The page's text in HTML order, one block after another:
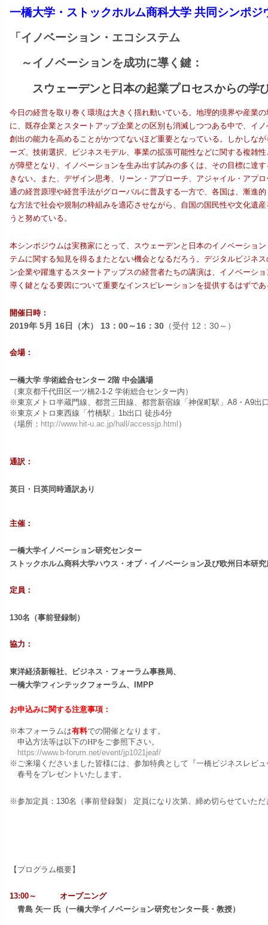
一橋大学・ストックホルム商科大学 共同シンポジ
「イノベーション・エコシステム
～イノベーションを成功に導く鍵：
スウェーデンと日本の起業プロセスからの学
今日の経営を取り巻く環境は大きく揺れ動いている。地理的境界や産業
に、既存企業とスタートアップ企業との区別も消滅しつつある中で、イ
創出の能力を高めることがかつてないほど重要となっている。しかしな
ーズ、技術選択、ビジネスモデル、事業の拡張可能性などに関する複雑
が障壁となり、イノベーションを生み出す試みの多くは、その目標に達
きない。また、デザイン思考、リーン・アプローチ、アジャイル・アプ
通の経営原理や経営手法がグローバルに普及する一方で、各国は、漸進
な方法で社会や規制の枠組みを適応させながら、自国の国民性や文化遺
うと努めている。
本シンポジウムは実務家にとって、スウェーデンと日本のイノベーショ
テムに関する知見を得るまたとない機会となるだろう。デジタルビジネ
ン企業や躍進するスタートアップスの経営者たちの講演は、イノベーシ
導く鍵となる要因について重要なインスピレーションを提供するはずであ
開催日時：
2019年 5月 16日（木） 13 ： 00～16 ： 30 （受付 12 ： 30～）
会場：
一橋大学 学術総合センター 2階 中会議場
（東京都千代田区一ツ橋2-1-2 学術総合センター内）
※東京メトロ半蔵門線、都営三田線、都営新宿線 「神保町駅」A8・A9
※東京メトロ東西線「竹橋駅」1b出口 徒歩4分
（場所： http://www.hit-u.ac.jp/hall/accessjp.html ）
通訳：
英日・日英同時通訳あり
主催：
一橋大学イノベーション研究センター
ストックホルム商科大学ハウス・オブ・イノベーション及び欧州日本研究
定員：
130名（事前登録制）
協力：
東洋経済新報社、ビジネス・フォーラム事務局、
一橋大学フィンテックフォーラム、IMPP
お申込みに関する注意事項：
※本フォーラムは有料での開催となります。
申込方法等は以下のHPをご参照下さい。
https://www.b-forum.net/event/jp1021jeaf/
※ご来場くださいました皆様には、参加特典として『一橋ビジネスレビュ
春号をプレゼントいたします。
※参加定員： 130名（事前登録製） 定員になり次第、締め切らせていただ
【プログラム概要】
13:00～ オープニング
青島 矢一 氏（一橋大学イノベーション研究センター長・教授）